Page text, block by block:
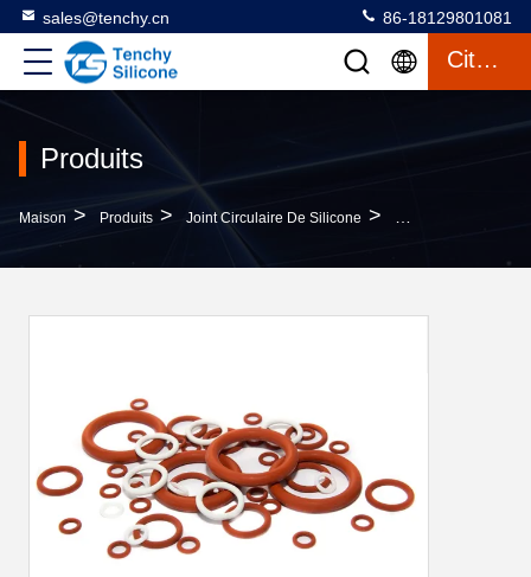
sales@tenchy.cn 86-18129801081
Citation
Produits
Maison > Produits > Joint Circulaire De Silicone > Silicone À Haute